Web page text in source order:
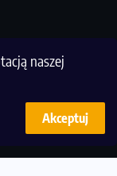
naszej
Akceptuj
wersję!